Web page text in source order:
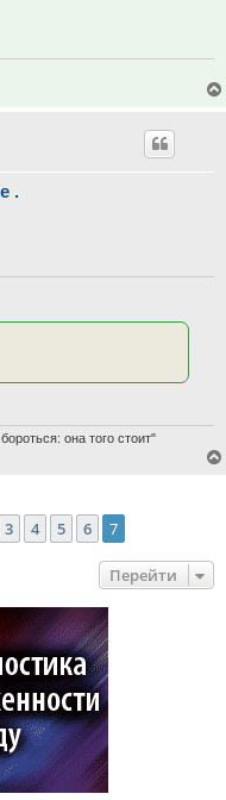
.
она того стоит"
из 7
3 4 5 6 7
Перейти